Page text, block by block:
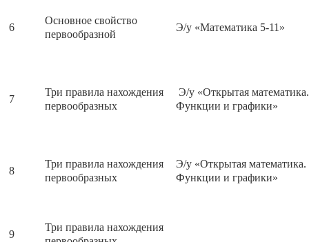
6
Основное свойство
первообразной
Э/у «Математика 5-11»
7
Три правила нахождения
первообразных
Э/у «Открытая математика.
Функции и графики»
8
Три правила нахождения
первообразных
Э/у «Открытая математика.
Функции и графики»
9
Три правила нахождения